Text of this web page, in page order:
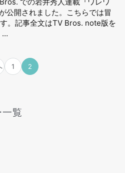
での岩井秀⼈連載『ワレワ
公開されました。こちらでは冒
。記事全文はTV Bros. note版を
…
1 2
覧